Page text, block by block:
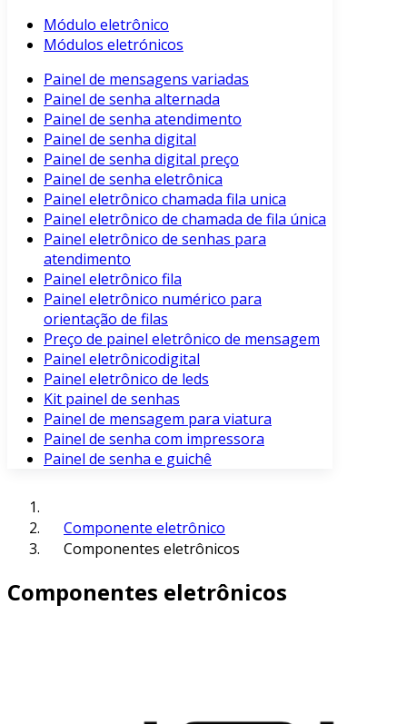
Módulo eletrônico
Módulos eletrónicos
Painel de mensagens variadas
Painel de senha alternada
Painel de senha atendimento
Painel de senha digital
Painel de senha digital preço
Painel de senha eletrônica
Painel eletrônico chamada fila unica
Painel eletrônico de chamada de fila única
Painel eletrônico de senhas para
atendimento
Painel eletrônico fila
Painel eletrônico numérico para
orientação de filas
Preço de painel eletrônico de mensagem
Painel eletrônicodigital
Painel eletrônico de leds
Kit painel de senhas
Painel de mensagem para viatura
Painel de senha com impressora
Painel de senha e guichê
Componente eletrônico
Componentes eletrônicos
Componentes eletrônicos